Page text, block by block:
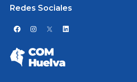
Redes Sociales
F
a
e
b
o
o
I
n
a
g
r
L
i
i